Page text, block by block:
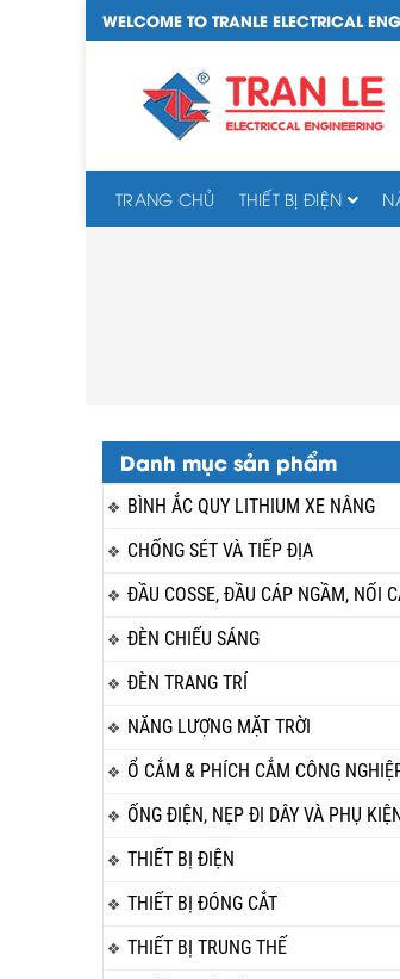
WELCOME TO TRANLE ELECTRICAL
TRANG CHỦ THIẾT BỊ ĐIỆN
Danh mục sản phẩm
BÌNH ẮC QUY LITHIUM XE NÂNG
CHỐNG SÉT VÀ TIẾP ĐỊA
ĐẦU COSSE, ĐẦU CÁP NGẦM, NỐI
ĐÈN CHIẾU SÁNG
ĐÈN TRANG TRÍ
NĂNG LƯỢNG MẶT TRỜI
Ổ CẮM & PHÍCH CẮM CÔNG
ỐNG ĐIỆN, NẸP ĐI DÂY VÀ PHỤ KIỆN
THIẾT BỊ ĐIỆN
THIẾT BỊ ĐÓNG CẮT
THIẾT BỊ TRUNG THẾ